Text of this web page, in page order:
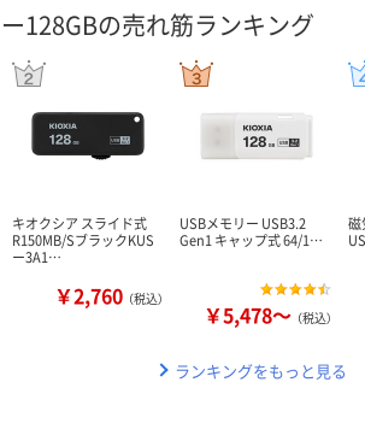
128GBの売れ筋ランキング
キオクシア スライド式
R150MB/SブラックKUS
ー3A1…
￥2,760 （税込）
USBメモリー USB3.2
Gen1 キャップ式 64/1…
￥5,478～ （税込）
磁
ランキングをもっと見る